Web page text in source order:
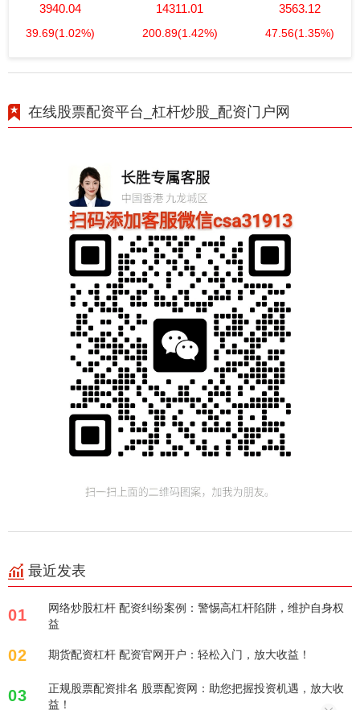
3940.04
39.69(1.02%)
14311.01
200.89(1.42%)
3563.12
47.56(1.35%)
在线股票配资平台_杠杆炒股_配资门户网
最近发表
01
网络炒股杠杆 配资纠纷案例：警惕高杠杆陷阱，维护自身权
益
02 期货配资杠杆 配资官网开户：轻松入门，放大收益！
03
正规股票配资排名 股票配资网：助您把握投资机遇，放大收
益！